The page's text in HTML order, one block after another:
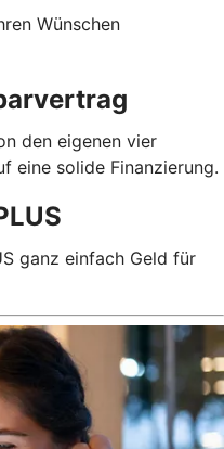
Wünschen
den eigenen vier
eine solide Finanzierung.
ganz einfach Geld für